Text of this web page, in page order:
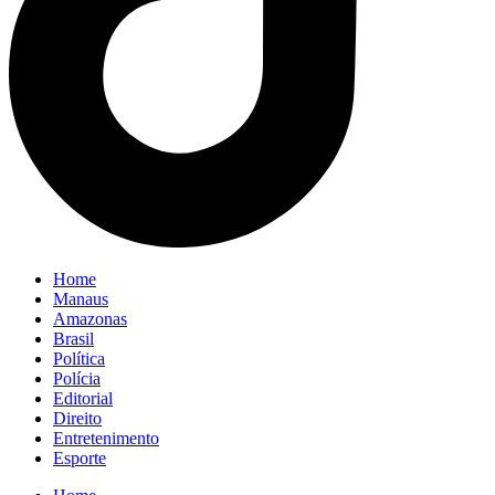
Home
Manaus
Amazonas
Brasil
Política
Polícia
Editorial
Direito
Entretenimento
Esporte